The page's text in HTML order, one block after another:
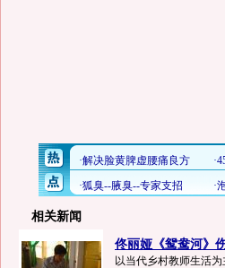
相关新闻
佟丽娅《鸳鸯河》
以当代乡村教师生活